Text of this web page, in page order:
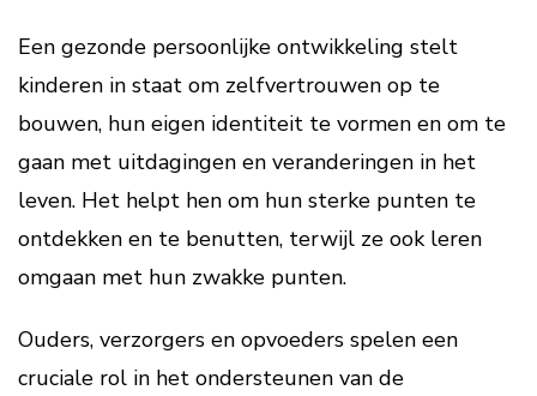
Een gezonde persoonlijke ontwikkeling stelt
kinderen in staat om zelfvertrouwen op te
bouwen, hun eigen identiteit te vormen en om te
gaan met uitdagingen en veranderingen in het
leven. Het helpt hen om hun sterke punten te
ontdekken en te benutten, terwijl ze ook leren
omgaan met hun zwakke punten.
Ouders, verzorgers en opvoeders spelen een
cruciale rol in het ondersteunen van de